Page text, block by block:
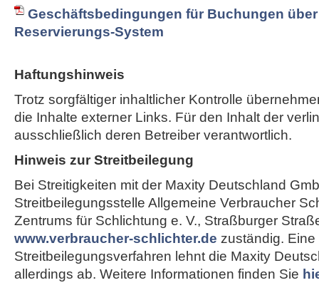
Geschäftsbedingungen für Buchungen
Reservierungs-System
Haftungshinweis
Trotz sorgfältiger inhaltlicher Kontrolle
die Inhalte externer Links. Für den Inhalt der
ausschließlich deren Betreiber verantwortlich.
Hinweis zur Streitbeilegung
Bei Streitigkeiten mit der Maxity Deutschland
Streitbeilegungsstelle Allgemeine Verbraucher
Zentrums für Schlichtung e. V., Straßburger
www.verbraucher-schlichter.de zuständig.
Streitbeilegungsverfahren lehnt die Maxity
allerdings ab. Weitere Informationen finden Sie